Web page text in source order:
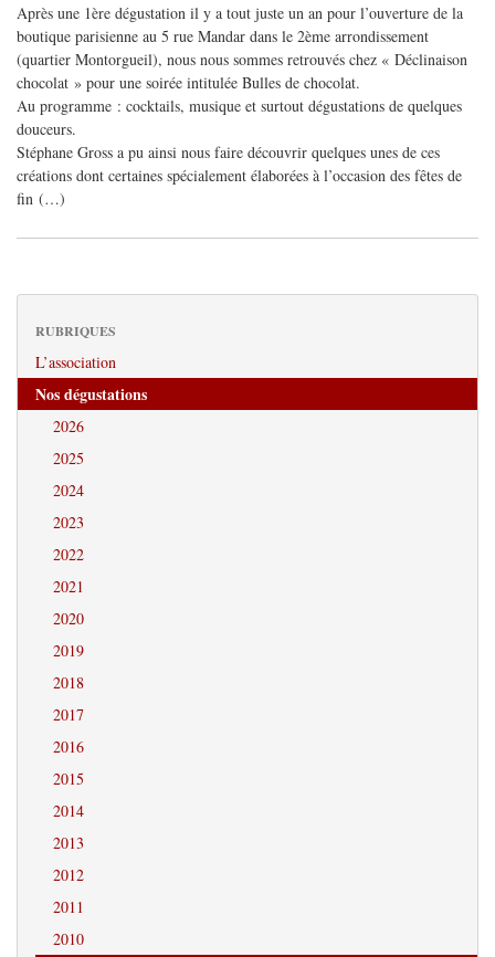
Après une 1ère dégustation il y a tout juste un an pour l’ouverture de la
boutique parisienne au 5 rue Mandar dans le 2ème arrondissement
(quartier Montorgueil), nous nous sommes retrouvés chez « Déclinaison
chocolat » pour une soirée intitulée Bulles de chocolat.
Au programme : cocktails, musique et surtout dégustations de quelques
douceurs.
Stéphane Gross a pu ainsi nous faire découvrir quelques unes de ces
créations dont certaines spécialement élaborées à l’occasion des fêtes de
fin (…)
RUBRIQUES
L’association
Nos dégustations
2026
2025
2024
2023
2022
2021
2020
2019
2018
2017
2016
2015
2014
2013
2012
2011
2010